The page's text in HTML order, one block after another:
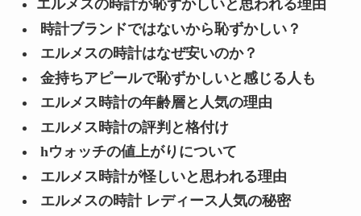
エルメスの時計が恥ずかしいと思われる理由
時計ブランドではないから恥ずかしい？
エルメスの時計はなぜ安いのか？
金持ちアピールで恥ずかしいと感じる人も
エルメス時計の年齢層と人気の理由
エルメス時計の評判と格付け
hウォッチの値上がりについて
エルメス時計が怪しいと思われる理由
エルメスの時計 レディース人気の秘密